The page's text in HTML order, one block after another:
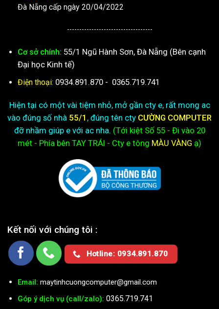
Đà Nẵng cấp ngày 20/04/2022
-----------------------------------
Cơ sở chính: 55/1 Ngũ Hành Sơn, Đà Nẵng (Bên cạnh
Đại học Kinh tế)
Điện thoại: 0934.891.870 - 0365.719.741
Hiện tại có một vài tiệm nhỏ, mở gần cty e, rất mong ac
vào đúng số nhà 55/1 , đúng tên cty CƯỜNG COMPUTER
đỡ nhầm giúp e với ac nha. (Tới kiệtSố 55 - Đi vào 20
mét - Phía bên TAY TRÁI - Cty e tông MÀU VÀNG ạ)
Kết nối với chúng tôi :
Hotline: 0934.891.870
Email: maytinhcuongcomputer@gmail.com
Góp ý dịch vụ (call/zalo): 0365.719.741